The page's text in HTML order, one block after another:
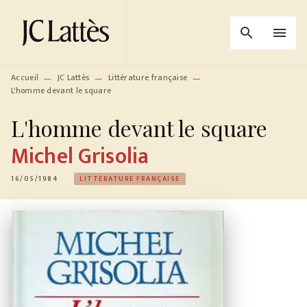
MENU RECHERCHE
PIED DE PAGE
search menu
Accueil — JC Lattès — Littérature française —
L'homme devant le square
L'homme devant le square
Michel Grisolia
16/05/1984 LITTÉRATURE FRANÇAISE